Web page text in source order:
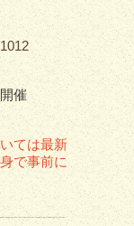
催
ては最新
で事前に